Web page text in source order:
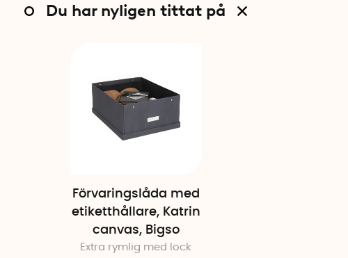
Du har nyligen tittat på
Förvaringslåda med
etiketthållare, Katrin
canvas, Bigso
Extra rymlig med lock